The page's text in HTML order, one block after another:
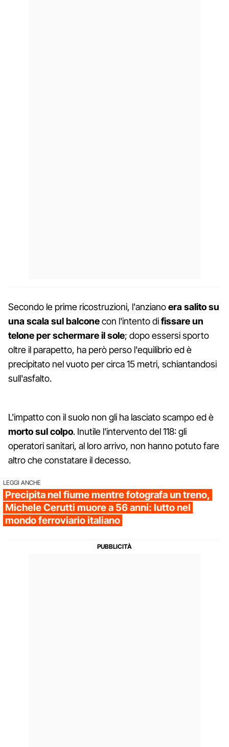
Secondo le prime ricostruzioni, l'anzianoera salito su
una scala sul balconecon l'intento difissare un
telone per schermare il sole; dopo essersi sporto
oltre il parapetto, ha però perso l'equilibrio ed è
precipitato nel vuoto per circa 15 metri, schiantandosi
sull'asfalto.
L'impatto con il suolo non gli ha lasciato scampo ed è
morto sul colpo. Inutile l'intervento del 118: gli
operatori sanitari, al loro arrivo, non hanno potuto fare
altro che constatare il decesso.
LEGGI ANCHE
Precipita nel fiume mentre fotografa un treno,
Michele Cerutti muore a 56 anni: lutto nel
mondo ferroviario italiano